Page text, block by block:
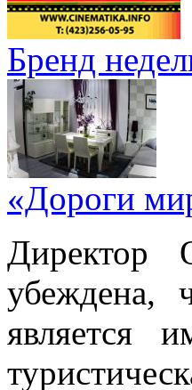
Бренд
«Дороги
Директор
убеждена,
является